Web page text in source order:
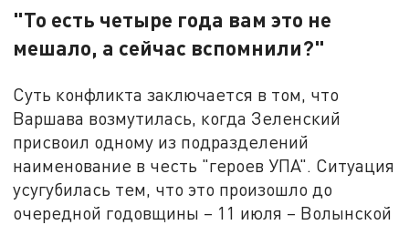
"То есть четыре года вам это не
мешало, а сейчас вспомнили?"
Суть конфликта заключается в том, что
Варшава возмутилась, когда Зеленский
присвоил одному из подразделений
наименование в честь "героев УПА". Ситуация
усугубилась тем, что это произошло до
очередной годовщины – 11 июля – Волынской